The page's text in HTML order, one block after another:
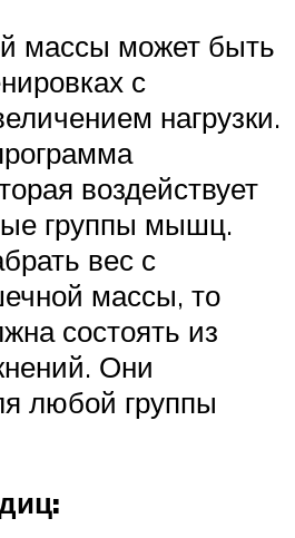
массы может быть
с
нагрузки.
воздействует
группы мышц.
вес с
массы, то
состоять из
Они
любой группы